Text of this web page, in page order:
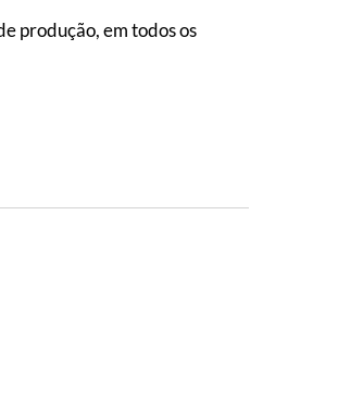
produção, em todos os